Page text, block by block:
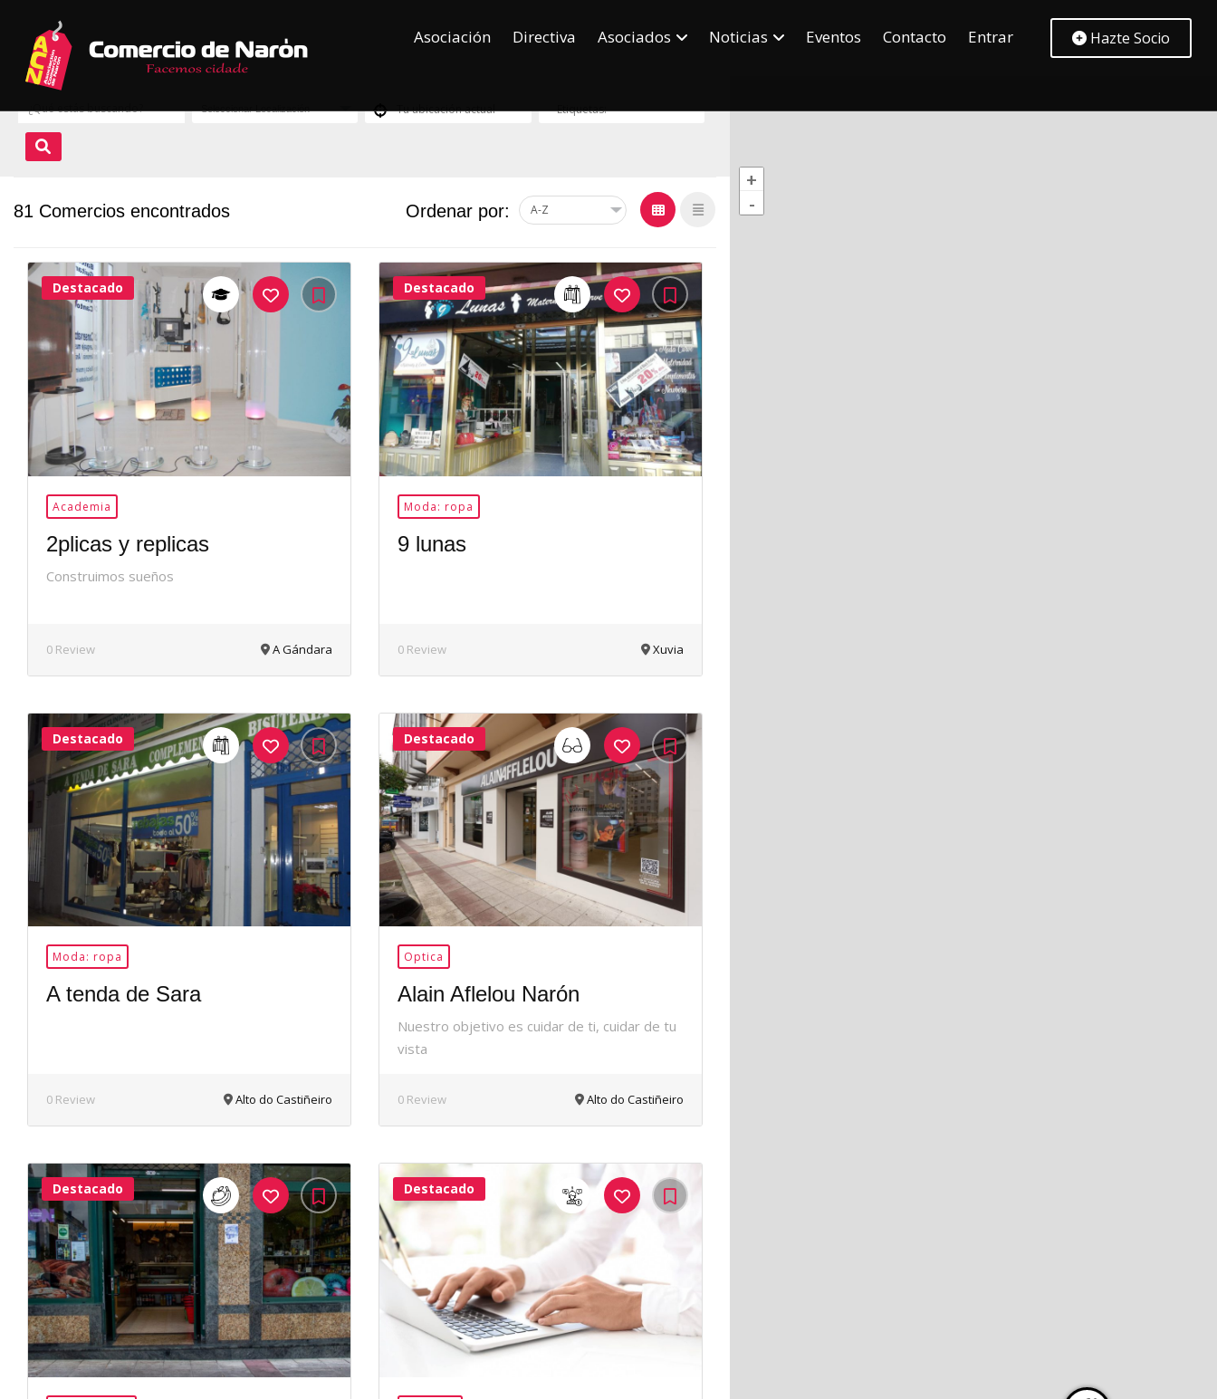
Asociación Directiva Asociados Noticias Eventos Contacto Entrar Hazte Socio
+
-
81 Comercios encontrados Ordenar por:
38Me
Destacado
Academia
2plicas y replicas
Construimos sueños
0 Review A Gándara
32Me
Gusta
Destacado
Moda: ropa
9 lunas
0 Review Xuvia
40Me
Gusta
Destacado
Moda: ropa
A tenda de Sara
0 Review Alto do Castiñeiro
33Me
Gusta
Destacado
Optica
Alain Aflelou Narón
Nuestro objetivo es cuidar de ti, cuidar de tu
vista
0 Review Alto do Castiñeiro
37Me
Gusta
Destacado
36Me
Gusta
Destacado